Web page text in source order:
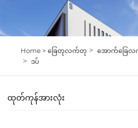
Home > ခြေတုလက်တု > အောက်ခြေလ
> ဒပ်
ထုတ်ကုန်အားလုံး